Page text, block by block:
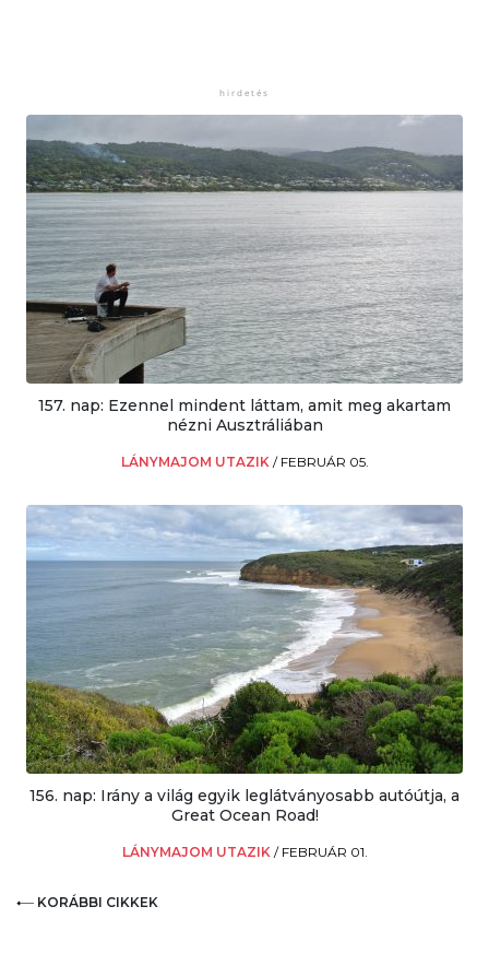
157. nap: Ezennel mindent láttam, amit meg akartam
nézni Ausztráliában
LÁNYMAJOM UTAZIK / FEBRUÁR 05.
156. nap: Irány a világ egyik leglátványosabb autóútja, a
Great Ocean Road!
LÁNYMAJOM UTAZIK / FEBRUÁR 01.
KORÁBBI CIKKEK